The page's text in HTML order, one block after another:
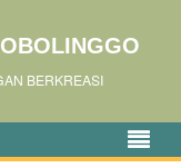
BERKREASI